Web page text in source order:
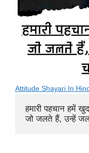
Attitude Shayari In
हमारी पहचान हमें
जो जलते हैं, उन्हें